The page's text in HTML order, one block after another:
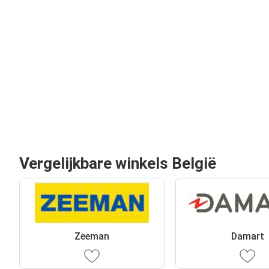
Vergelijkbare winkels België
Zeeman Damart